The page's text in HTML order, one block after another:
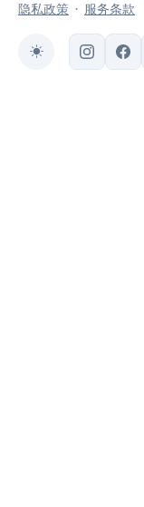
隐私政策 · 服务条款
Toggle theme